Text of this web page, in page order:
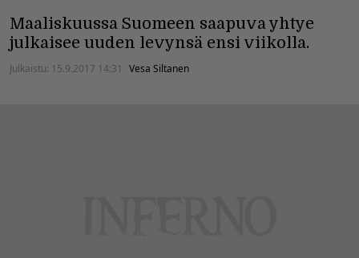
Maaliskuussa Suomeen saapuva yhtye
julkaisee uuden levynsä ensi viikolla.
Julkaistu: 15.9.2017 14:31 Vesa Siltanen